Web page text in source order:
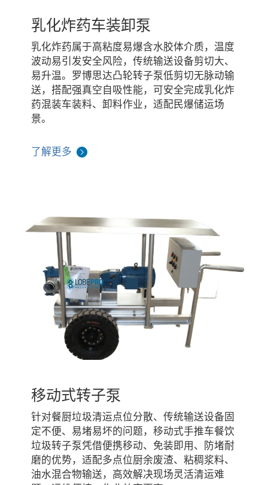
乳化炸药车装卸泵
乳化炸药属于高粘度易爆含水胶体介质，温度
波动易引发安全风险，传统输送设备剪切大、
易升温。罗博思达凸轮转子泵低剪切无脉动输
送，搭配强真空自吸性能，可安全完成乳化炸
药混装车装料、卸料作业，适配民爆储运场
景。
了解更多
移动式转子泵
针对餐厨垃圾清运点位分散、传统输送设备固
定不便、易堵易坏的问题，移动式手推车餐饮
垃圾转子泵凭借便携移动、免装即用、防堵耐
磨的优势，适配多点位厨余废渣、粘稠浆料、
油水混合物输送，高效解决现场灵活清运难